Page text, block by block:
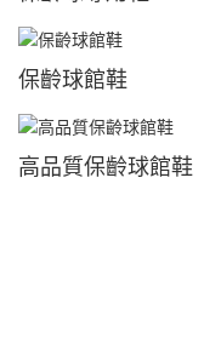
保齡球館鞋
高品質保齡球館鞋